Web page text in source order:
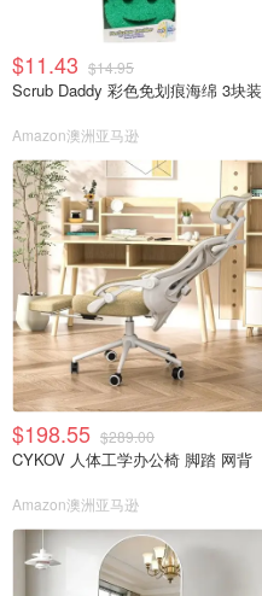
$11.43 $14.95
Scrub Daddy 彩色免划痕海绵 3块装
Amazon澳洲亚马逊
$198.55 $289.00
CYKOV 人体工学办公椅 脚踏 网背
Amazon澳洲亚马逊